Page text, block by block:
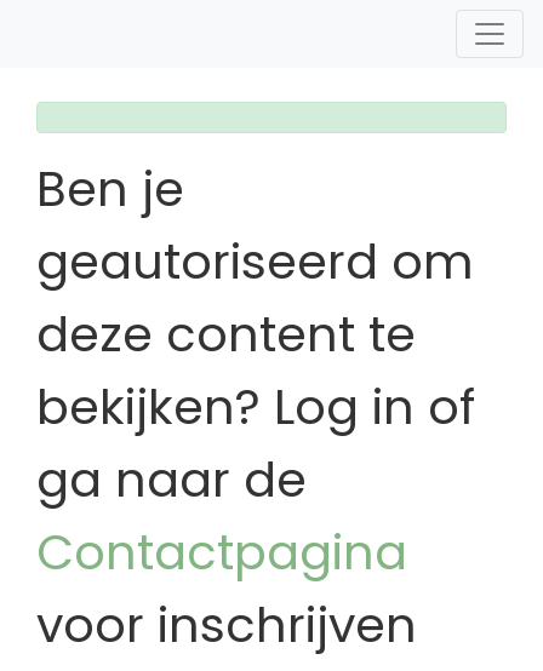
Ben je
geautoriseerd om
deze content te
bekijken? Log in of
ga naar de
Contactpagina
voor inschrijven